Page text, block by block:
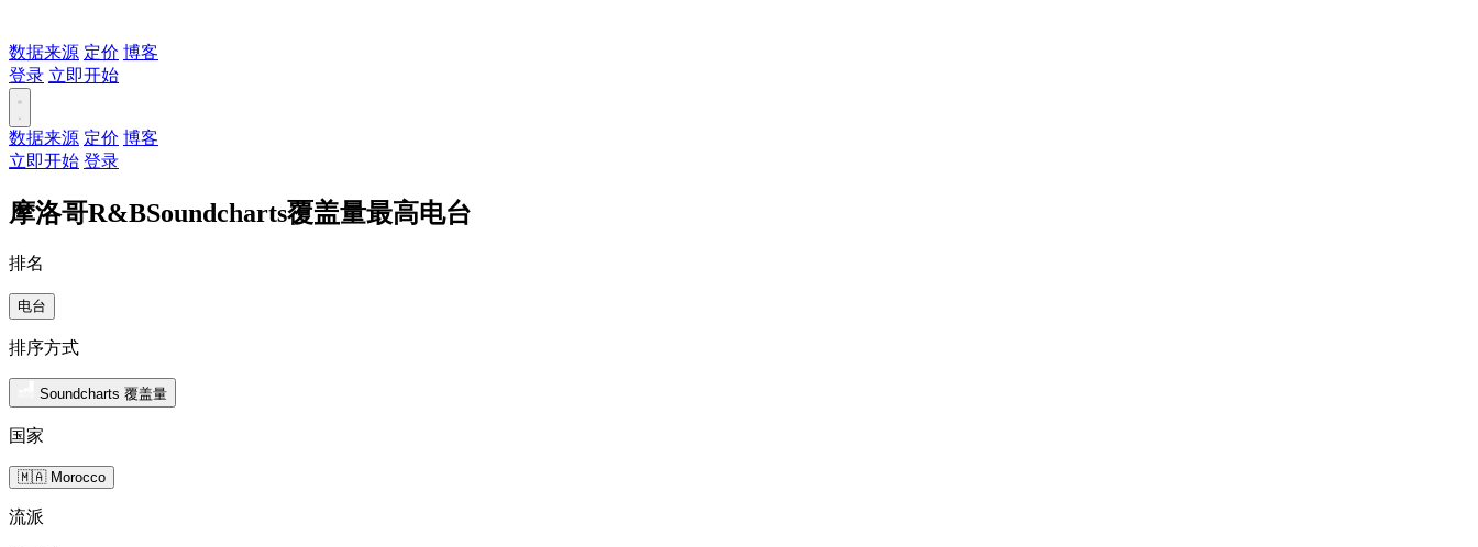
数据来源 定价 博客
登录 立即开始
数据来源 定价 博客
立即开始 登录
摩洛哥R&BSoundcharts覆盖量最高电台
排名
电台
排序方式
Soundcharts 覆盖量
国家
🇲🇦 Morocco
流派